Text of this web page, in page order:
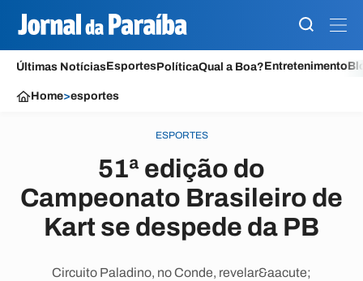
Últimas NotíciasEsportesPolíticaQual a Boa?Entretenimento
Home>esportes
ESPORTES
51ª edição do
Campeonato Brasileiro de
Kart se despede da PB
Circuito Paladino, no Conde, revelar&aacute;